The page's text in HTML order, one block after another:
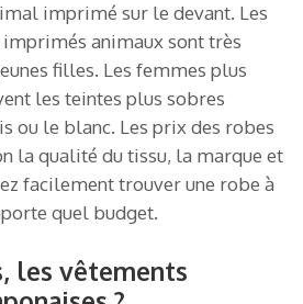
imprimé sur le devant. Les
animaux sont très
filles. Les femmes plus
les teintes plus sobres
ou le blanc. Les prix des robes
la qualité du tissu, la marque et
facilement trouver une robe à
quel budget.
les vêtements